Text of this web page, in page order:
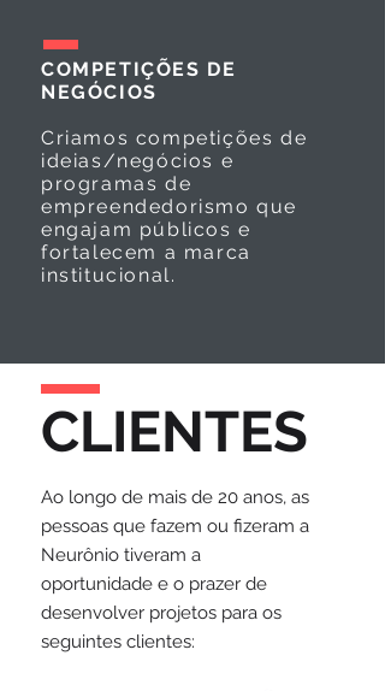
COMPETIÇÕES DE
NEGÓCIOS
Criamos competições de
ideias/negócios e
programas de
empreendedorismo que
engajam públicos e
fortalecem a marca
institucional.
CLIENTES
Ao longo de mais de 20 anos, as
pessoas que fazem ou fizeram a
Neurônio tiveram a
oportunidade e o prazer de
desenvolver projetos para os
seguintes clientes: